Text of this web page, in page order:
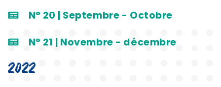
N° 20 | Septembre - Octobre
N° 21 | Novembre - décembre
2022